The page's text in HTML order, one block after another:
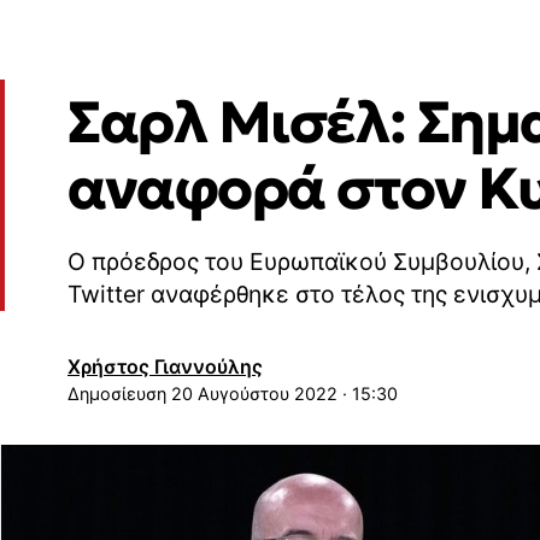
Σαρλ Μισέλ:
αναφορά στον
Ο πρόεδρος του Ευρωπαϊκού
Twitter αναφέρθηκε στο τέλος της
Χρήστος Γιαννούλης
20 Αυγούστου 2022 · 15:30